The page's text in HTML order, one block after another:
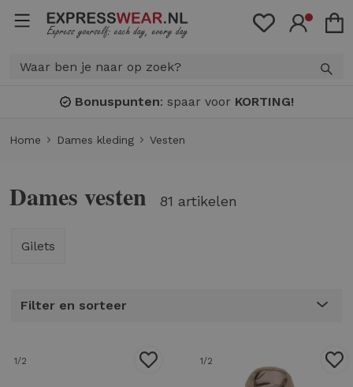
Bonuspunten: spaar voor KORTING!
Home Dames kleding Vesten
Dames vesten 81 artikelen
Gilets
Filter en sorteer
1/2 1/2